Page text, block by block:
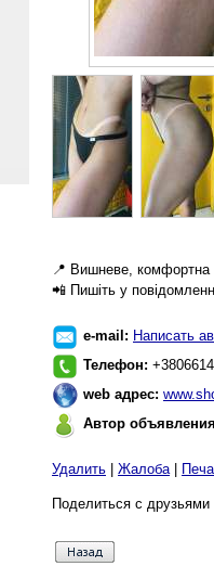
📍 Вишневе, комфортна
📲 Пишіть у
e-mail: Написать
Телефон:
web адрес:
Автор
Удалить Жалоба|
Поделиться с